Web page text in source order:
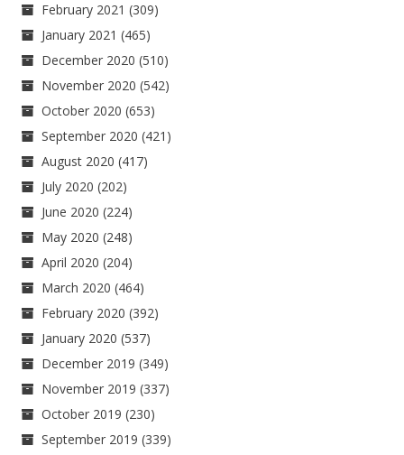
February 2021 (309)
January 2021 (465)
December 2020 (510)
November 2020 (542)
October 2020 (653)
September 2020 (421)
August 2020 (417)
July 2020 (202)
June 2020 (224)
May 2020 (248)
April 2020 (204)
March 2020 (464)
February 2020 (392)
January 2020 (537)
December 2019 (349)
November 2019 (337)
October 2019 (230)
September 2019 (339)